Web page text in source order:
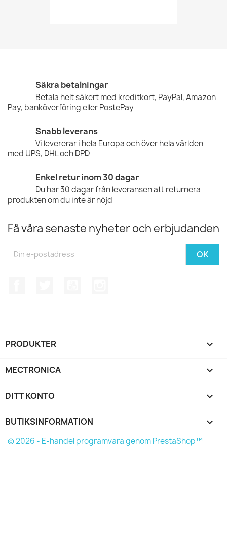
Säkra betalningar
Betala helt säkert med kreditkort, PayPal, Amazon
Pay, banköverföring eller PostePay
Snabb leverans
Vi levererar i hela Europa och över hela världen
med UPS, DHL och DPD
Enkel retur inom 30 dagar
Du har 30 dagar från leveransen att returnera
produkten om du inte är nöjd
Få våra senaste nyheter och erbjudanden
PRODUKTER 
MECTRONICA 
DITT KONTO 
BUTIKSINFORMATION keyboard_arrow_down
© 2026 - E-handel programvara genom PrestaShop™